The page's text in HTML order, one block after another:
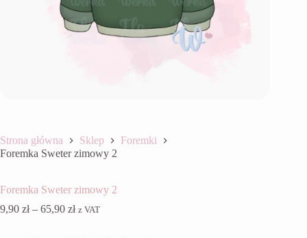
Strona główna Sklep
Foremki
Foremka Sweter zimowy 2
Foremka Sweter zimowy 2
9,90 zł – 65,90 złZakres
z VAT